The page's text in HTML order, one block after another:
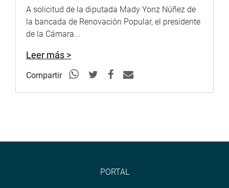
A solicitud de la diputada Mady Yonz Núñez de
la bancada de Renovación Popular, el presidente
de la Cámara...
Leer más >
Compartir
PORTAL